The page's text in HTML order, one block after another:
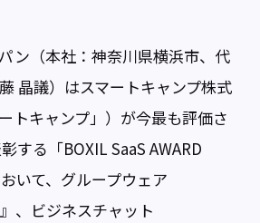
ン（本社：神奈川県横浜市、代
晶議）はスマートキャンプ株式
トキャンプ」）が今最も評価さ
する「BOXIL SaaS AWARD
いて、グループウェア
、ビジネスチャット